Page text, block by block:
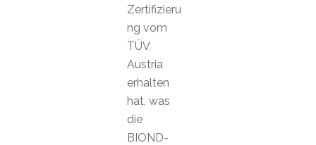
Zertifizieru
ng vom
TÜV
Austria
erhalten
hat, was
die
BIOND-